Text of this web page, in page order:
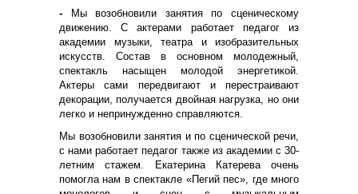
- Мы возобновили занятия по сценическому
движению. С актерами работает
педагог из
академии музыки, театра и изобразительных
искусств. Состав в основном молодежный,
спектакль насыщен молодой энергетикой.
Актеры сами передвигают и перестраивают
декорации, получается двойная нагрузка, но они
легко и непринужденно справляются.
Мы возобновили занятия и по сценической речи,
с нами работает педагог также из академии с 30-
летним стажем. Екатерина Катерева очень
помогла нам в спектакле «Пегий пес», где много